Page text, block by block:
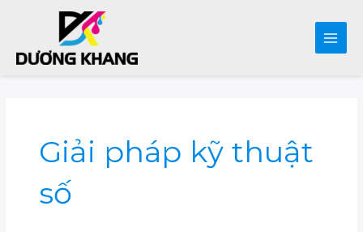
Giải pháp kỹ thuật
số